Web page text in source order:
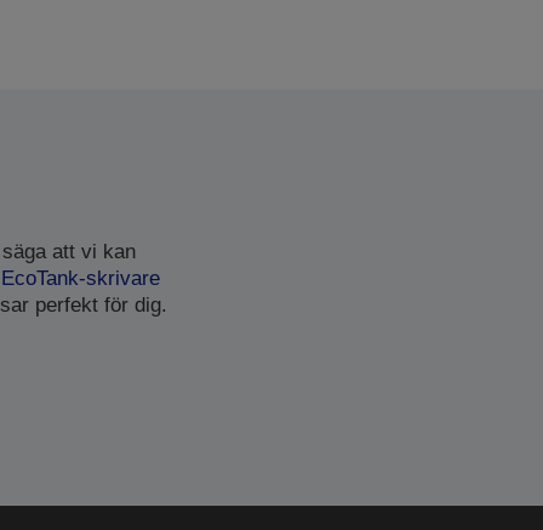
att vi kan
EcoTank-skrivare
perfekt för dig.